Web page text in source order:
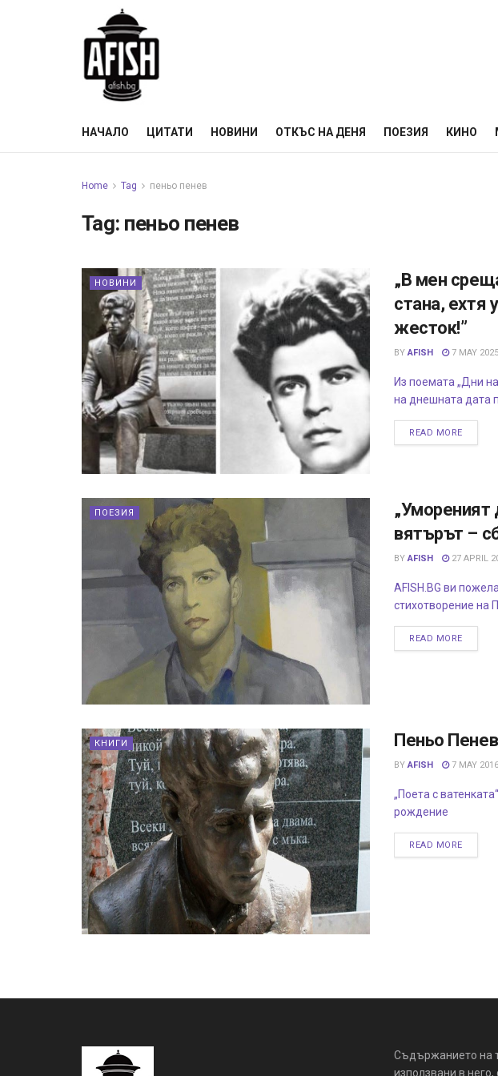
НАЧАЛО ЦИТАТИ НОВИНИ ОТКЪС НА ДЕНЯ ПОЕЗИЯ КИНО
Home Tag пеньо пенев
Tag: пеньо пенев
НОВИНИ
„В мен
стана, ехтя
жесток!”
BY AFISH 7 MAY 2025
Из поемата „Дни
на днешната дата
READ MORE
ПОЕЗИЯ
„Умореният
вятърът –
BY AFISH 27 APRIL
AFISH.BG ви
стихотворение на
READ MORE
КНИГИ Пеньо
BY AFISH 7 MAY 2016
„Поета с
рождение
READ MORE
Съдържанието на
използвани в